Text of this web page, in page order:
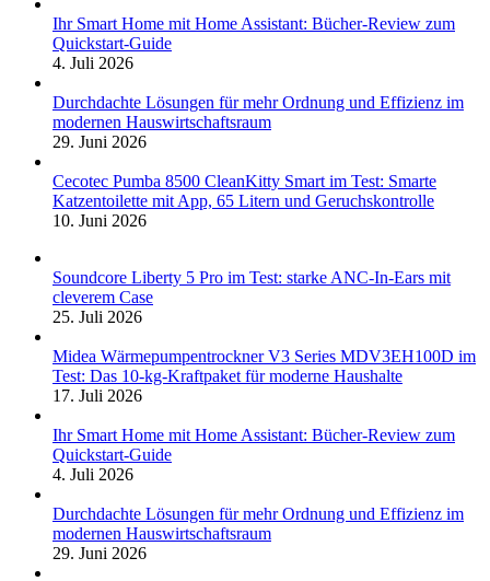
Ihr Smart Home mit Home Assistant: Bücher-Review zum
Quickstart-Guide
4. Juli 2026
Durchdachte Lösungen für mehr Ordnung und Effizienz im
modernen Hauswirtschaftsraum
29. Juni 2026
Cecotec Pumba 8500 CleanKitty Smart im Test: Smarte
Katzentoilette mit App, 65 Litern und Geruchskontrolle
10. Juni 2026
Soundcore Liberty 5 Pro im Test: starke ANC-In-Ears mit
cleverem Case
25. Juli 2026
Midea Wärmepumpentrockner V3 Series MDV3EH100D im
Test: Das 10-kg-Kraftpaket für moderne Haushalte
17. Juli 2026
Ihr Smart Home mit Home Assistant: Bücher-Review zum
Quickstart-Guide
4. Juli 2026
Durchdachte Lösungen für mehr Ordnung und Effizienz im
modernen Hauswirtschaftsraum
29. Juni 2026